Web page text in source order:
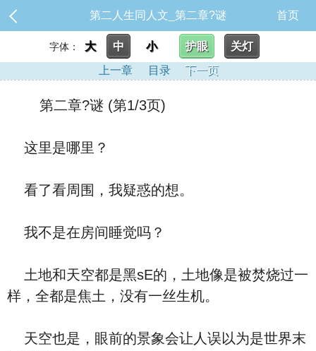
第二人生同人文_第二章?谜 首页
字体： 大 中 小 护眼
关灯
上一章
目录 下一页
第二章?谜 (第1/3页)
这里是哪里？
看了看周围，我疑惑的想。
我不是在房间睡觉吗？
土地和天空都是黑sE的，土地像是被焚烧过一
样，全都是焦土，没有一丝生机。
天空也是，眼前的景象会让人误以为是世界末